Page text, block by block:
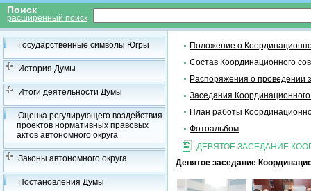
Поиск
расширенный поиск
Государственные символы Югры
История Думы
Итоги деятельности Думы
Оценка регулирующего воздействия
проектов нормативных правовых
актов автономного округа
Законы автономного округа
Постановления Думы
Положение о
Состав Координационного
Распоряжения о проведении
Заседания
План работы
Фотоальбом
ДЕВЯТОЕ ЗАСЕДАНИЕ
Девятое заседание